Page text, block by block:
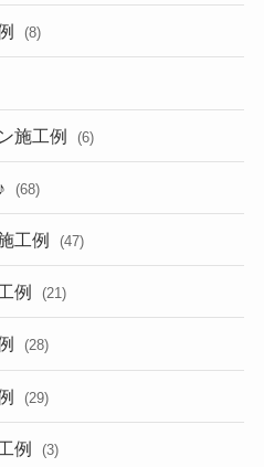
(8)
施工例 (6)
(68)
工例 (47)
例 (21)
(28)
(29)
例 (3)